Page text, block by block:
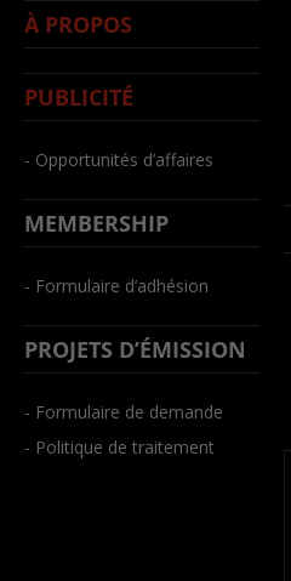
À PROPOS
PUBLICITÉ
- Opportunités d’affaires
MEMBERSHIP
- Formulaire d’adhésion
PROJETS D’ÉMISSION
- Formulaire de demande
- Politique de traitement